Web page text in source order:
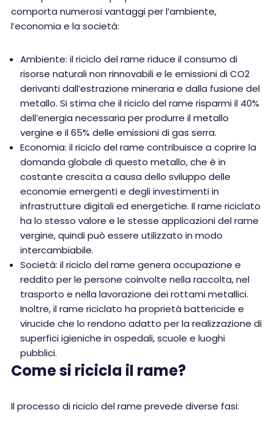
comporta numerosi vantaggi per l’ambiente,
l’economia e la società:
Ambiente: il riciclo del rame riduce il consumo di
risorse naturali non rinnovabili e le emissioni di CO2
derivanti dall’estrazione mineraria e dalla fusione del
metallo. Si stima che il riciclo del rame risparmi il 40%
dell’energia necessaria per produrre il metallo
vergine e il 65% delle emissioni di gas serra.
Economia: il riciclo del rame contribuisce a coprire la
domanda globale di questo metallo, che è in
costante crescita a causa dello sviluppo delle
economie emergenti e degli investimenti in
infrastrutture digitali ed energetiche. Il rame riciclato
ha lo stesso valore e le stesse applicazioni del rame
vergine, quindi può essere utilizzato in modo
intercambiabile.
Società: il riciclo del rame genera occupazione e
reddito per le persone coinvolte nella raccolta, nel
trasporto e nella lavorazione dei rottami metallici.
Inoltre, il rame riciclato ha proprietà battericide e
virucide che lo rendono adatto per la realizzazione di
superfici igieniche in ospedali, scuole e luoghi
pubblici.
Come si ricicla il rame?
Il processo di riciclo del rame prevede diverse fasi: